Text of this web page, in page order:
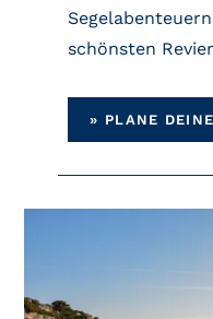
schönsten
» PLANE